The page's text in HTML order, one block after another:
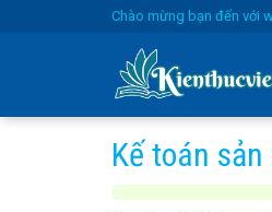
Chào mừng bạn đến với
Kế toán